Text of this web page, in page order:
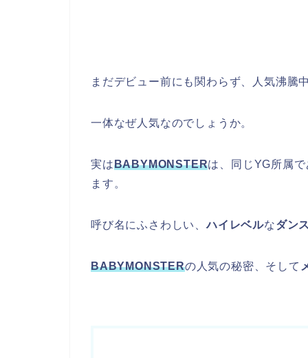
まだデビュー前にも関わらず、人気沸騰
一体なぜ人気なのでしょうか。
実はBABYMONSTERは、同じYG所属
ます。
呼び名にふさわしい、ハイレベルなダン
BABYMONSTERの人気の秘密、そして